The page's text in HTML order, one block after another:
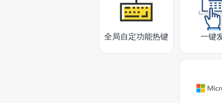
全局自定功能热键 一键